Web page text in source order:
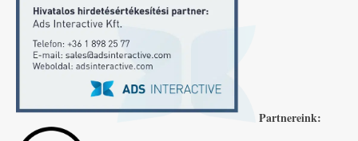
Partnereink: